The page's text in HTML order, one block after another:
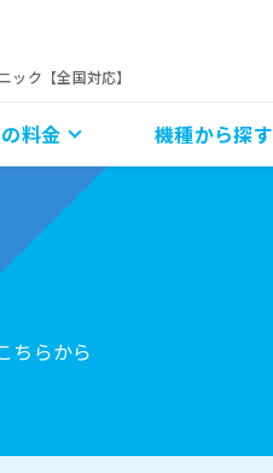
ク【全国対応】
料金 機種から探す
ちらから